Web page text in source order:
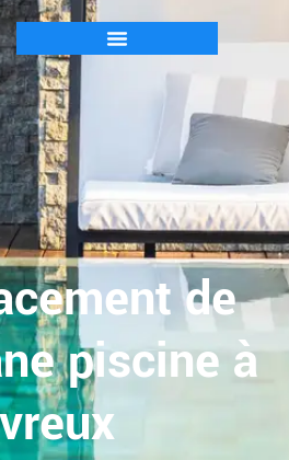
de
piscine à